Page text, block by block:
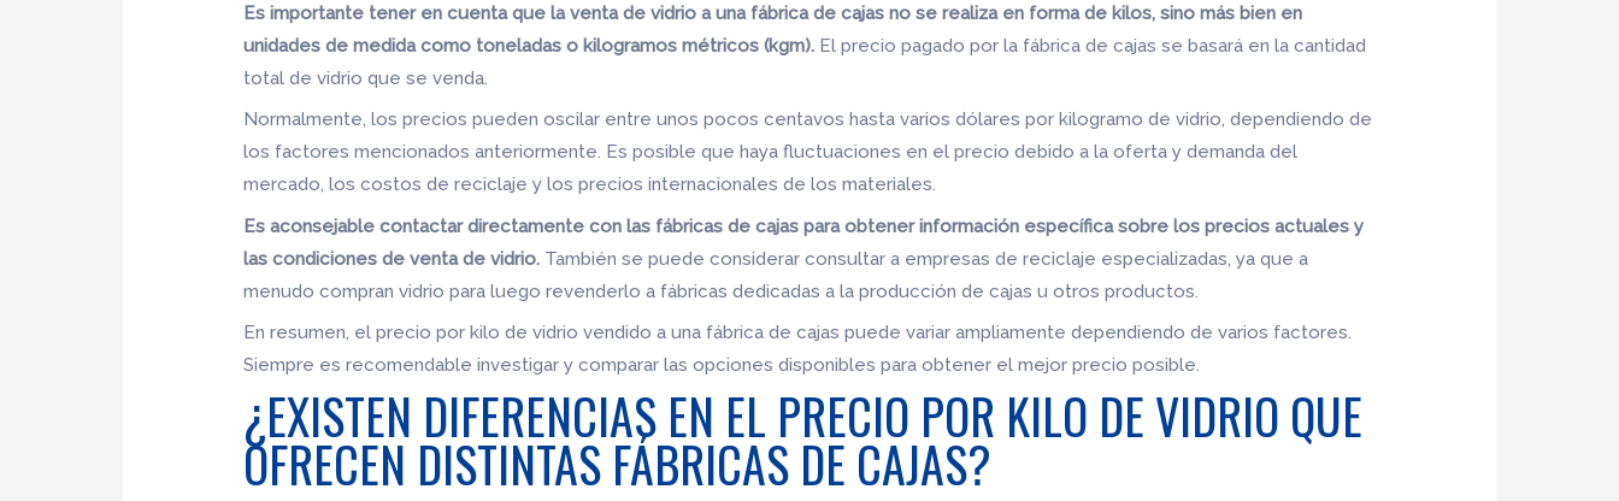
Es importante tener en cuenta que la venta de vidrio a una fábrica de cajas no se realiza en forma de kilos, sino más bien en
unidades de medida como toneladas o kilogramos métricos (kgm). El precio pagado por la fábrica de cajas se basará en la cantidad
total de vidrio que se venda.
Normalmente, los precios pueden oscilar entre unos pocos centavos hasta varios dólares por kilogramo de vidrio, dependiendo de
los factores mencionados anteriormente. Es posible que haya fluctuaciones en el precio debido a la oferta y demanda del
mercado, los costos de reciclaje y los precios internacionales de los materiales.
Es aconsejable contactar directamente con las fábricas de cajas para obtener información específica sobre los precios actuales y
las condiciones de venta de vidrio. También se puede considerar consultar a empresas de reciclaje especializadas, ya que a
menudo compran vidrio para luego revenderlo a fábricas dedicadas a la producción de cajas u otros productos.
En resumen, el precio por kilo de vidrio vendido a una fábrica de cajas puede variar ampliamente dependiendo de varios factores.
Siempre es recomendable investigar y comparar las opciones disponibles para obtener el mejor precio posible.
¿EXISTEN DIFERENCIAS EN EL PRECIO POR KILO DE VIDRIO QUE
OFRECEN DISTINTAS FÁBRICAS DE CAJAS?